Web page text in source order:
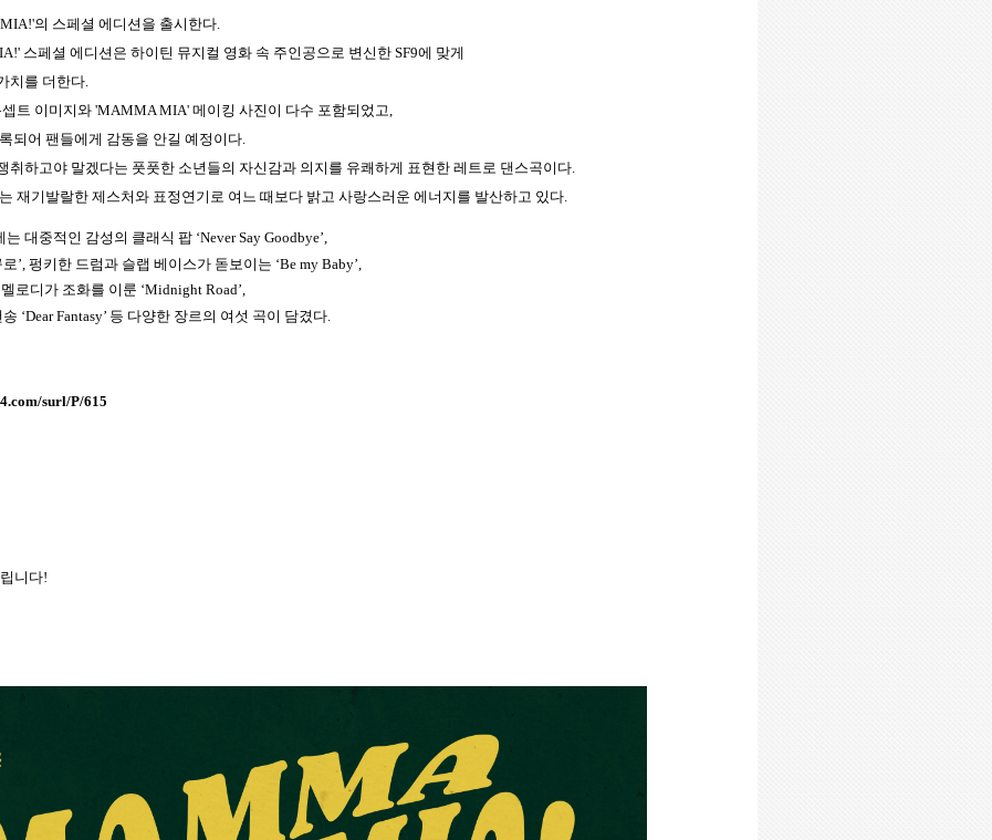
의 스페셜 에디션을 출시한다
스페셜 에디션은 하이틴 뮤지컬 영화 속 주인공으로 변신한 SF9에 맞게
치를 더한다
트 이미지와 'MAMMA MIA' 메이킹 사진이 다수 포함되었고
되어 팬들에게 감동을 안길 예정이다
취하고야 말겠다는 풋풋한 소년들의 자신감과 의지를 유쾌하게 표현한 레트로 댄스곡이다
재기발랄한 제스처와 표정연기로 여느 때보다 밝고 사랑스러운 에너지를 발산하고 있다
는 대중적인 감성의 클래식 팝 ‘Never Say Goodbye’
’ 펑키한 드럼과 슬랩 베이스가 돋보이는 ‘Be my Baby’
로디가 조화를 이룬 ‘Midnight Road’,
‘Dear Fantasy’ 등 다양한 장르의 여섯 곡이 담겼다
surl/P/615
니다!